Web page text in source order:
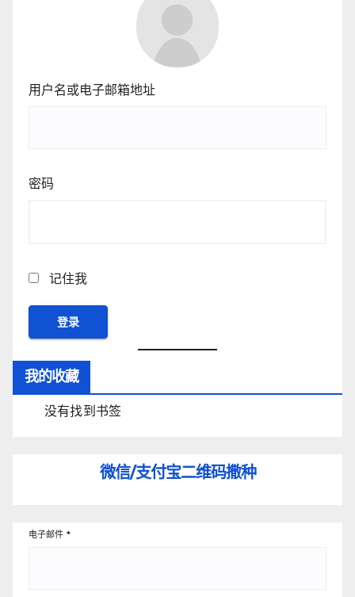
用户名或电子邮箱地址
密码
记住我
我的收藏
没有找到书签
微信/支付宝二维码撒种
电子邮件 *